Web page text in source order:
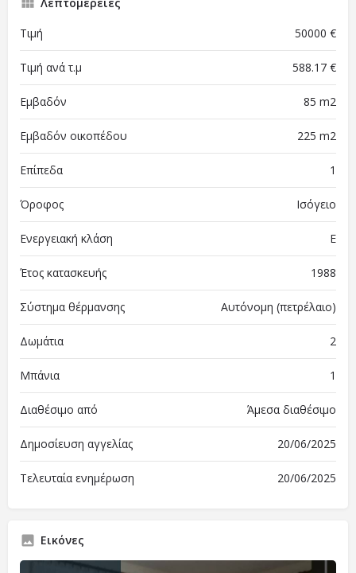
Τιμή
50000 €
Τιμή ανά τ.μ 588.17 €
Εμβαδόν 85 m2
Εμβαδόν οικοπέδου 225 m2
Επίπεδα 1
Όροφος Ισόγειο
Ενεργειακή κλάση Ε
Έτος κατασκευής 1988
Σύστημα θέρμανσης Αυτόνομη (πετρέλαιο)
Δωμάτια 2
Μπάνια 1
Διαθέσιμο από Άμεσα διαθέσιμο
Δημοσίευση αγγελίας 20/06/2025
Τελευταία ενημέρωση 20/06/2025
Εικόνες